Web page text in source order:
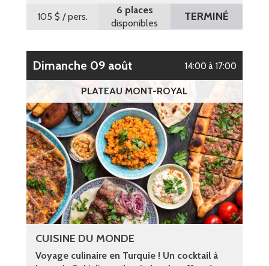
105 $ / pers.
6 places
disponibles
TERMINÉ
dimanche 09 août 14:00 à 17:00
PLATEAU MONT-ROYAL
CUISINE DU MONDE
Voyage culinaire en Turquie ! Un cocktail à